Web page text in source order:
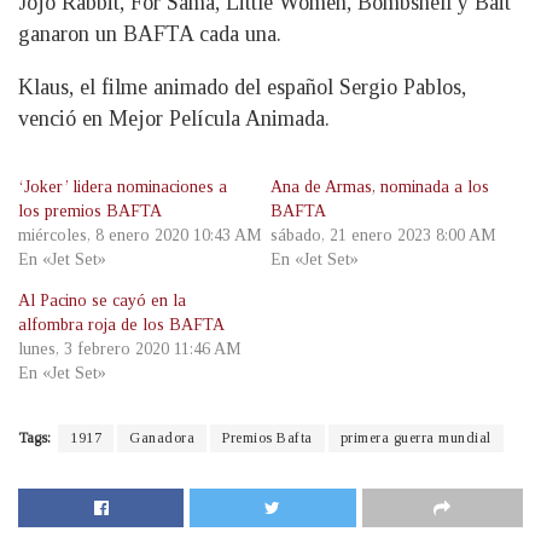
ganaron un BAFTA cada una.
Klaus, el filme animado del español Sergio Pablos,
venció en Mejor Película Animada.
‘Joker’ lidera nominaciones a
los premios BAFTA
miércoles, 8 enero 2020 10:43 AM
En «Jet Set»
Ana de Armas, nominada a los
BAFTA
sábado, 21 enero 2023 8:00 AM
En «Jet Set»
Al Pacino se cayó en la
alfombra roja de los BAFTA
lunes, 3 febrero 2020 11:46 AM
En «Jet Set»
Tags: 1917 Ganadora Premios Bafta primera guerra mundial